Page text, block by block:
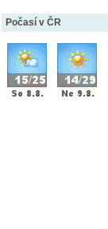
Počasí v ČR